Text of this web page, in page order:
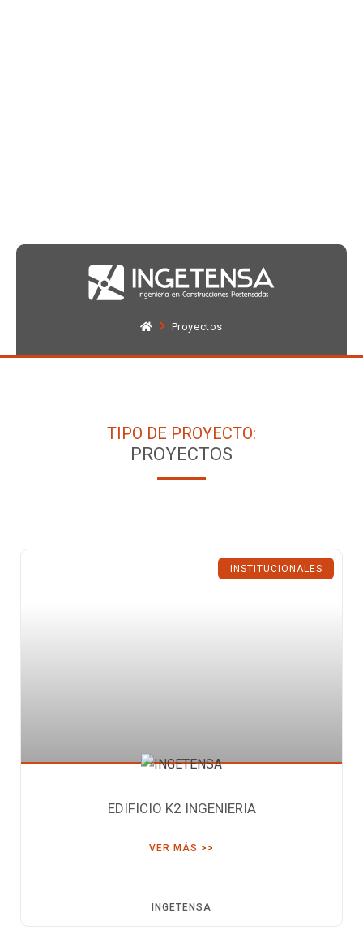
Proyectos
TIPO DE PROYECTO:
PROYECTOS
INSTITUCIONALES
EDIFICIO K2 INGENIERIA
VER MÁS >>
INGETENSA